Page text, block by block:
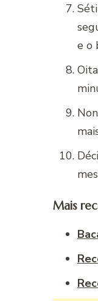
e o
Mais